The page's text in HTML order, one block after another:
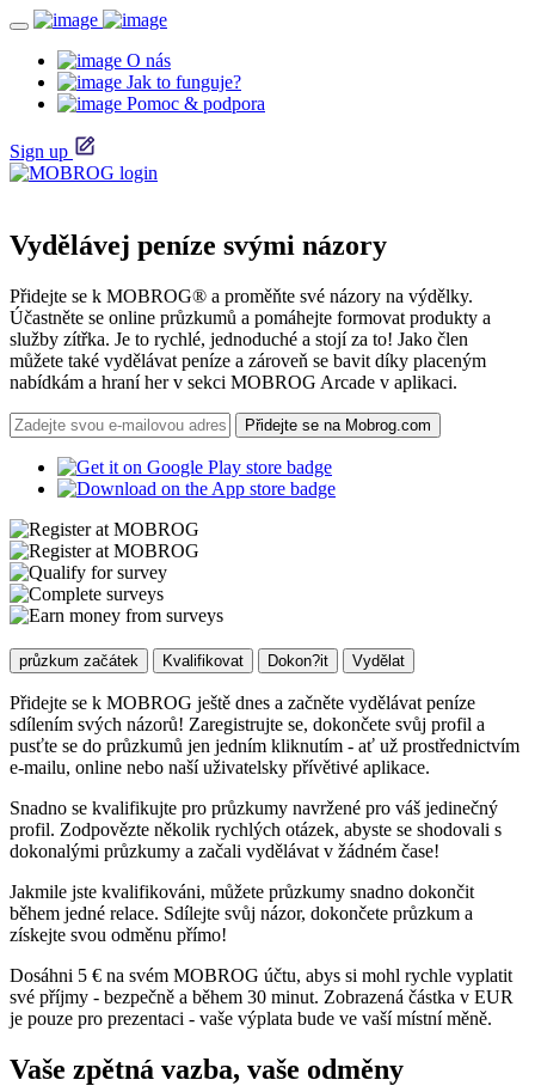
O nás
Jak to funguje?
Pomoc & podpora
Sign up
Vydělávej peníze svými názory
Přidejte se k MOBROG® a proměňte své názory na výdělky.
Účastněte se online průzkumů a pomáhejte formovat produkty a
služby zítřka. Je to rychlé, jednoduché a stojí za to! Jako člen
můžete také vydělávat peníze a zároveň se bavit díky placeným
nabídkám a hraní her v sekci MOBROG Arcade v aplikaci.
Přidejte se na Mobrog.com
průzkum začátek Kvalifikovat Dokon?it Vydělat
Přidejte se k MOBROG ještě dnes a začněte vydělávat peníze
sdílením svých názorů! Zaregistrujte se, dokončete svůj profil a
pusťte se do průzkumů jen jedním kliknutím - ať už prostřednictvím
e-mailu, online nebo naší uživatelsky přívětivé aplikace.
Snadno se kvalifikujte pro průzkumy navržené pro váš jedinečný
profil. Zodpovězte několik rychlých otázek, abyste se shodovali s
dokonalými průzkumy a začali vydělávat v žádném čase!
Jakmile jste kvalifikováni, můžete průzkumy snadno dokončit
během jedné relace. Sdílejte svůj názor, dokončete průzkum a
získejte svou odměnu přímo!
Dosáhni 5 € na svém MOBROG účtu, abys si mohl rychle vyplatit
své příjmy - bezpečně a během 30 minut. Zobrazená částka v EUR
je pouze pro prezentaci - vaše výplata bude ve vaší místní měně.
Vaše zpětná vazba, vaše odměny